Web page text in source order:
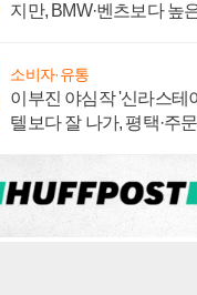
지만, BMW·벤츠보다 높
소비자·유통
이부진 야심작 '신라스테
텔보다 잘 나가, 평택·주